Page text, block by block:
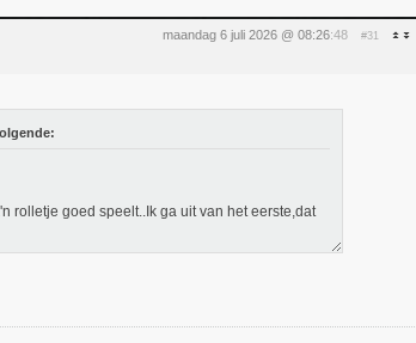
maandag 6 juli 2026 @ 08:26:48 #31
rolletje goed speelt..Ik ga uit van het eerste,dat